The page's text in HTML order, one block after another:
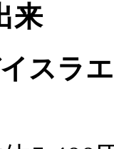
来
スラ